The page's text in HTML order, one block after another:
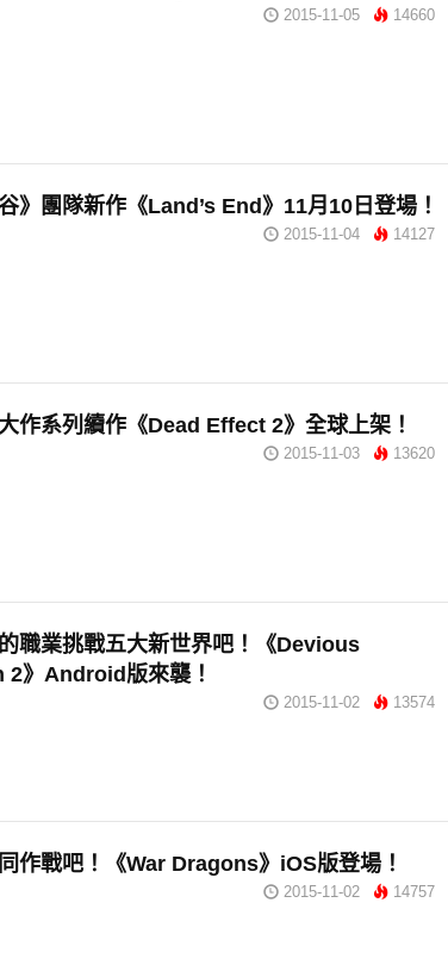
2015-11-05 14660
》團隊新作《Land’s End》11月10日登場！
2015-11-04 14127
作系列續作《Dead Effect 2》全球上架！
2015-11-03 13620
職業挑戰五大新世界吧！《Devious
2》Android版來襲！
2015-11-02 13574
作戰吧！《War Dragons》iOS版登場！
2015-11-02 14757